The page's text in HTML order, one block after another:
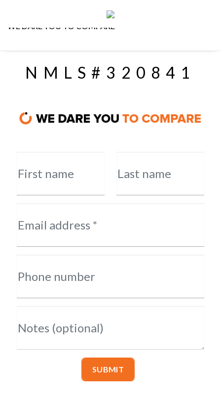
WE DARE YOU TO COMPARE
NMLS#320841
First name Last name
Email address *
Phone number
Notes (optional)
SUBMIT